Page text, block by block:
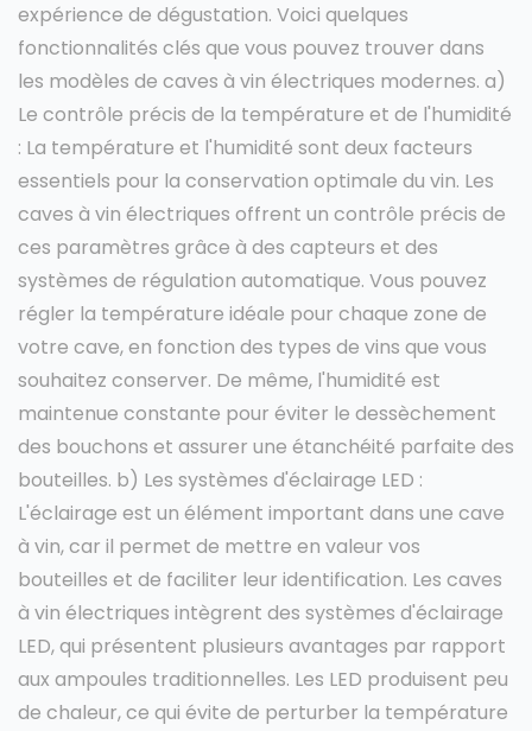
expérience de dégustation. Voici quelques
fonctionnalités clés que vous pouvez trouver dans
les modèles de caves à vin électriques modernes. a)
Le contrôle précis de la température et de l'humidité
: La température et l'humidité sont deux facteurs
essentiels pour la conservation optimale du vin. Les
caves à vin électriques offrent un contrôle précis de
ces paramètres grâce à des capteurs et des
systèmes de régulation automatique. Vous pouvez
régler la température idéale pour chaque zone de
votre cave, en fonction des types de vins que vous
souhaitez conserver. De même, l'humidité est
maintenue constante pour éviter le dessèchement
des bouchons et assurer une étanchéité parfaite des
bouteilles. b) Les systèmes d'éclairage LED :
L'éclairage est un élément important dans une cave
à vin, car il permet de mettre en valeur vos
bouteilles et de faciliter leur identification. Les caves
à vin électriques intègrent des systèmes d'éclairage
LED, qui présentent plusieurs avantages par rapport
aux ampoules traditionnelles. Les LED produisent peu
de chaleur, ce qui évite de perturber la température